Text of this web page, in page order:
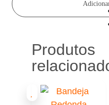
Produtos